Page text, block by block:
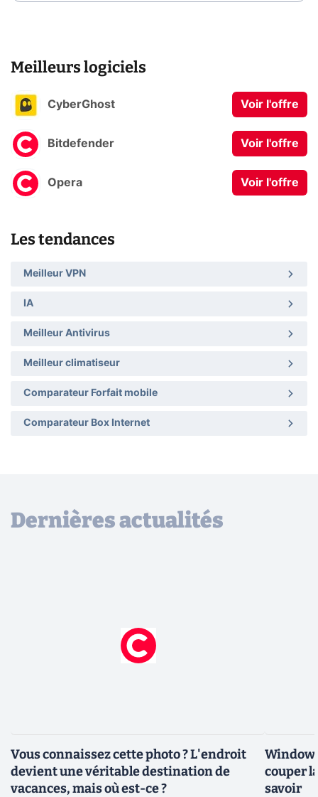
Meilleurs logiciels
CyberGhost Voir l'offre
Bitdefender Voir l'offre
Opera Voir l'offre
Les tendances
Meilleur VPN
IA
Meilleur Antivirus
Meilleur climatiseur
Comparateur Forfait mobile
Comparateur Box Internet
Dernières actualités
Vous connaissez cette photo ? L'endroit
devient une véritable destination de
vacances, mais où est-ce ?
couper
savoir